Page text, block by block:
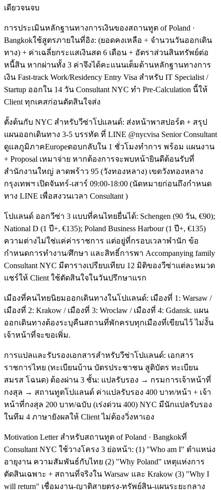
เดียวจนจบ
การประเมินหลักฐานทางการเงินของสถานทูต of Poland ·
Bangkokใช้สูตรภายในที่อิง: (ยอดคงเหลือ ÷ จำนวนวันออกเดิน
ทาง) + ค่าเฉลี่ยกระแสเงินสด 6 เดือน + อัตราส่วนสินทรัพย์ต่อ
หนี้สิน หากผ่านทั้ง 3 ค่าจึงได้คะแนนเต็มด้านหลักฐานทางการ
เงิน Fast-track Work/Residency Entry Visa สำหรับ IT Specialist /
Startup ออกใน 14 วัน Consultant NYC ทำ Pre-Calculation นี้ให้
Client ทุกเคสก่อนตัดสินใจส่ง
ตั้งต้นกับ NYC สำหรับวีซ่าโปแลนด์: ส่งหน้าพาสปอร์ต + สรุป
แผนออกเดินทาง 3-5 บรรทัด ที่ LINE @nycvisa Senior Consultant
ดูแลภูมิภาคEuropeตอบกลับใน 1 ชั่วโมงทำการ พร้อม แผนงาน
+ Proposal เหมาจ่าย หากต้องการจะพบหน้ายินดีต้อนรับที่
สำนักงานใหญ่ ลาดพร้าว 95 (วังทองหลาง) เขตวังทองหลาง
กรุงเทพฯ เปิดจันทร์-เสาร์ 09:00-18:00 (นัดหมายก่อนถึงกำหนด
ทาง LINE เพื่อสงวนเวลา Consultant )
โปแลนด์ ออกวีซ่า 3 แบบที่คนไทยยื่นได้: Schengen (90 วัน, €90);
National D (1 ปี+, €135); Poland Business Harbour (1 ปี+, €135)
ความต่างไม่ใช่แค่ค่าราชการ แต่อยู่ที่กรอบเวลาพำนัก ข้อ
กำหนดการทำงาน/ศึกษา และสิทธิ์การพา Accompanying family
Consultant NYC มีตารางเปรียบเทียบ 12 มิติของวีซ่าแต่ละหมวด
แชร์ให้ Client ใช้ตัดสินใจในวันปรึกษาแรก
เมืองที่คนไทยนิยมออกเดินทางในโปแลนด์: เมืองที่ 1: Warsaw /
เมืองที่ 2: Krakow / เมืองที่ 3: Wroclaw / เมืองที่ 4: Gdansk. แผน
ออกเดินทางต้องระบุคืนสถานที่พักครบทุกเมืองที่เขียนไว้ ไม่งั้น
เจ้าหน้าที่จะขอเพิ่ม.
การแปลและรับรองเอกสารสำหรับวีซ่าโปแลนด์: เอกสาร
ราชการไทย (ทะเบียนบ้าน บัตรประชาชน สูติบัตร ทะเบียน
สมรส โฉนด) ต้องผ่าน 3 ชั้น: แปลรับรอง → กรมการเจ้าหน้าที่
กงสุล → สถานทูตโปแลนด์ ค่าแปลรับรอง 400 บาท/หน้า + เจ้า
หน้าที่กงสุล 200 บาท/ฉบับ (เร่งด่วน 400) NYC มีนักแปลรับรอง
ในทีม 4 ภาษายังผลให้ Client ไม่ต้องวิ่งหาเอง
Motivation Letter สำหรับสถานทูต of Poland · Bangkokที่
Consultant NYC ใช้วางโครง 3 ย่อหน้า: (1) "Who am I" ตำแหน่ง
อายุงาน ความสัมพันธ์กับไทย (2) "Why Poland" เหตุแห่งการ
ตัดสินเฉพาะ + สถานที่จริงใน Warsaw และ Krakow (3) "Why I
will return" เชื่อมงาน-ญาติสายตรง-ทรัพย์สิน-แผนระยะกลาง